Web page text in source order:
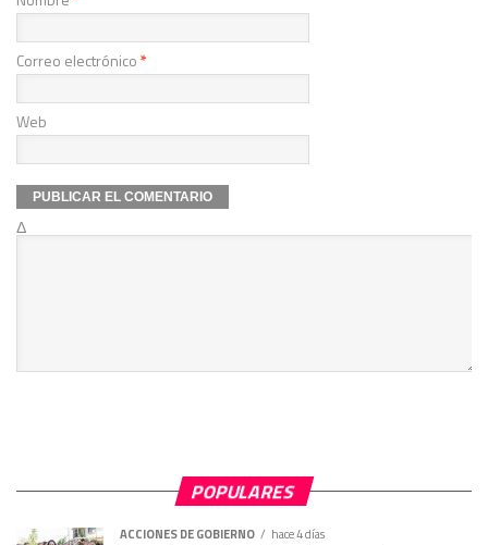
Correo electrónico*
Web
Δ
POPULARES
ACCIONES DE GOBIERNO hace 4 días